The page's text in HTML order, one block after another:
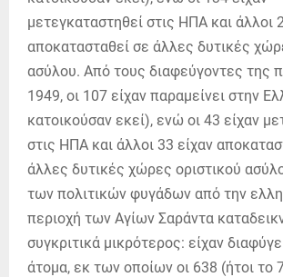
μετεγκαταστηθεί στις ΗΠΑ και άλλοι
αποκατασταθεί σε άλλες δυτικές
ασύλου. Από τους διαφεύγοντες της
1949, οι 107 είχαν παραμείνει στην
κατοικούσαν εκεί), ενώ οι 43 είχαν
στις ΗΠΑ και άλλοι 33 είχαν
άλλες δυτικές χώρες οριστικού
των πολιτικών φυγάδων από την
περιοχή των Αγίων Σαράντα
συγκριτικά μικρότερος: είχαν
άτομα, εκ των οποίων οι 638 (ήτοι το